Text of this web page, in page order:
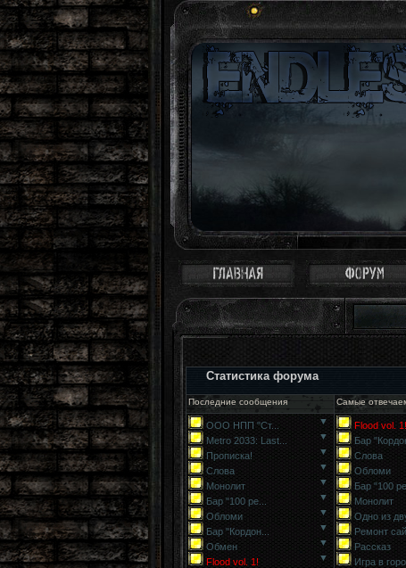
Статистика форума
Последние сообщения Самые
ООО НПП "Ст...
▼
Metro 2033: Last...
▼
Прописка!
▼
Слова
▼
Монолит
▼
Бар "100 ре...
▼
Обломи
▼
Бар "Кордон...
▼
Обмен
▼
Flood vol. 1!
▼
Flood vol. 1!
Бар
Слова
Обломи
Бар "100
Монолит
Одно из
Ремонт
Рассказ
Игра в